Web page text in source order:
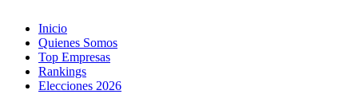
Inicio
Quienes Somos
Top Empresas
Rankings
Elecciones 2026